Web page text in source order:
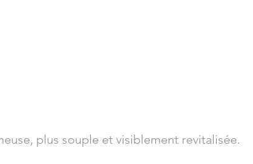
plus souple et visiblement revitalisée.